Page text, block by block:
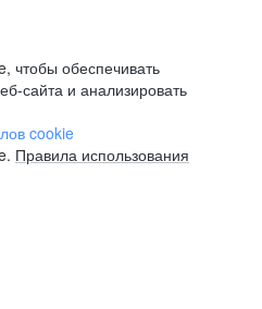
чтобы обеспечивать
сайта и анализировать
cookie
Правила использования